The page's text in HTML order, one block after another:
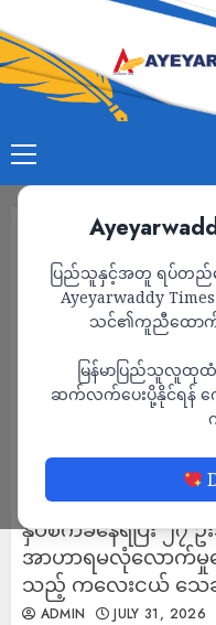
ပြည်သူနှင့်အတူ ရပ်တ
Ayeyarwaddy
သင်၏ကူညီထောက်
မြန်မာပြည်သူလူထု
ဆက်လက်ပေးပို့နိုင်ရန် ကျ
ဒိုက်ဦးထောင်တွင် နိုင်ငံ
နှိပ်စက်ခံနေရပြီး ၂၇
အာဟာရမလုံလောက်မှုက
သည့် ကလေးငယ် သေ
ADMIN JULY 31, 2026